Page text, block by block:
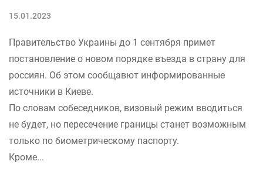
15.01.2023
Правительство Украины до 1 сентября примет
постановление о новом порядке въезда в страну для
россиян. Об этом сообщавют информированные
источники в Киеве.
По словам собеседников, визовый режим вводиться
не будет, но пересечение границы станет возможным
только по биометрическому паспорту.
Кроме...